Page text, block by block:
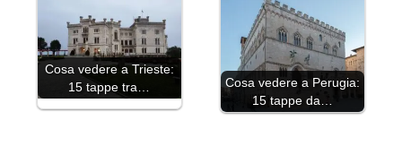
Cosa vedere a Trieste:
15 tappe tra…
Cosa vedere a Perugia:
15 tappe da…